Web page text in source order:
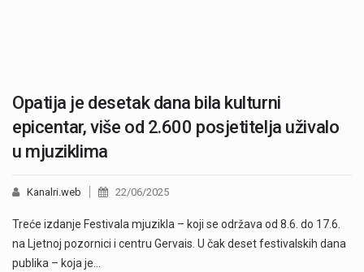
Opatija je desetak dana bila kulturni
epicentar, više od 2.600 posjetitelja uživalo
u mjuziklima
Kanalri.web 22/06/2025
Treće izdanje Festivala mjuzikla – koji se održava od 8.6. do 17.6.
na Ljetnoj pozornici i centru Gervais. U čak deset festivalskih dana
publika – koja je…